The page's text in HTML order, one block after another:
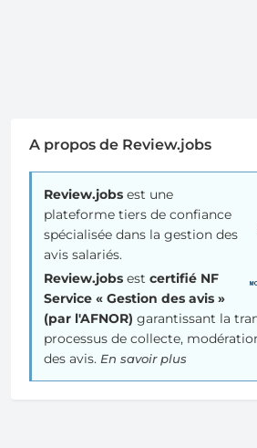
A propos de Review.jobs
Review.jobs est une
plateforme tiers de confiance
spécialisée dans la gestion des
avis salariés.
Review.jobs est certifié NF
Service « Gestion des avis »
(par l'AFNOR) garantissant la
processus de collecte,
des avis. En savoir plus